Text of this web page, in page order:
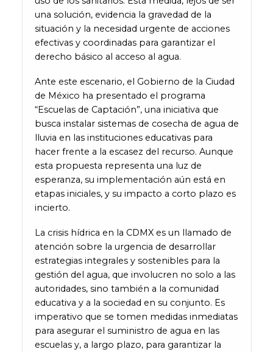
una solución, evidencia la gravedad de la
situación y la necesidad urgente de acciones
efectivas y coordinadas para garantizar el
derecho básico al acceso al agua.
Ante este escenario, el Gobierno de la Ciudad
de México ha presentado el programa
“Escuelas de Captación”, una iniciativa que
busca instalar sistemas de cosecha de agua de
lluvia en las instituciones educativas para
hacer frente a la escasez del recurso. Aunque
esta propuesta representa una luz de
esperanza, su implementación aún está en
etapas iniciales, y su impacto a corto plazo es
incierto.
La crisis hídrica en la CDMX es un llamado de
atención sobre la urgencia de desarrollar
estrategias integrales y sostenibles para la
gestión del agua, que involucren no solo a las
autoridades, sino también a la comunidad
educativa y a la sociedad en su conjunto. Es
imperativo que se tomen medidas inmediatas
para asegurar el suministro de agua en las
escuelas y, a largo plazo, para garantizar la